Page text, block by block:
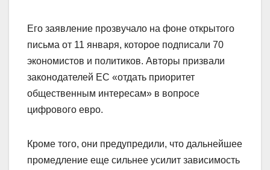
Его заявление прозвучало на фоне открытого
письма от 11 января, которое подписали 70
экономистов и политиков. Авторы призвали
законодателей ЕС «отдать приоритет
общественным интересам» в вопросе
цифрового евро.
Кроме того, они предупредили, что дальнейшее
промедление еще сильнее усилит зависимость